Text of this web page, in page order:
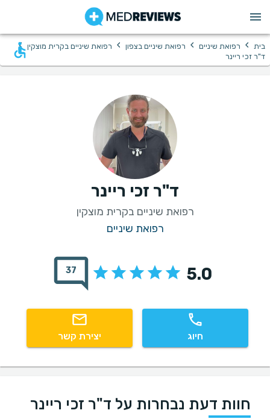
בית › רפואת שיניים › רפואת שיניים בצפון › רפואת שיניים בקרית מוצקין ›
ד"ר זכי ריינר
ד"ר זכי ריינר
רפואת שיניים בקרית מוצקין
רפואת שיניים
5.0
37
חיוג יצירת קשר
חוות דעת נבחרות על ד"ר זכי ריינר